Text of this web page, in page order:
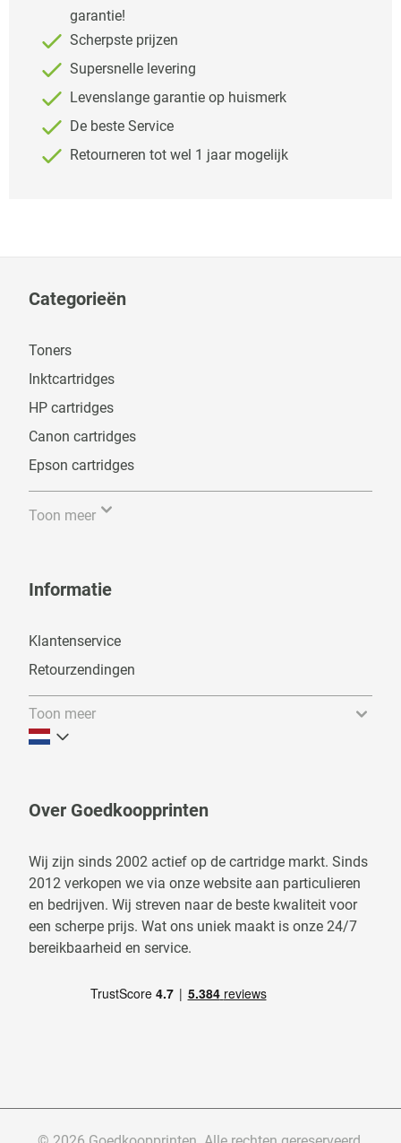
garantie!
Scherpste prijzen
Supersnelle levering
Levenslange garantie op huismerk
De beste Service
Retourneren tot wel 1 jaar mogelijk
Categorieën
Toners
Inktcartridges
HP cartridges
Canon cartridges
Epson cartridges
Toon meer
Informatie
Klantenservice
Retourzendingen
Toon meer
Over Goedkoopprinten
Wij zijn sinds 2002 actief op de cartridge markt. Sinds
2012 verkopen we via onze website aan particulieren
en bedrijven. Wij streven naar de beste kwaliteit voor
een scherpe prijs. Wat ons uniek maakt is onze 24/7
bereikbaarheid en service.